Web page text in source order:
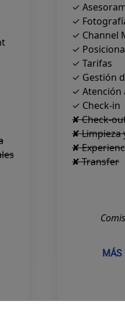
✓
✓
✓ Channel
✓
✓ Tarifas
✓ Gestión
✓ Atención
✓ Check-in
✘ Check-
✘ Limpieza
✘
✘ Transfer
MÁS